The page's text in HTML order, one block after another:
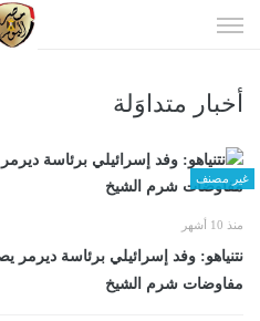
الى
أخبار متداوَلة
غير مصنف
منذ 10 أشهر
نتنياهو: وفد إسرائيلي برئاسة
مفاوضات شرم الشيخ